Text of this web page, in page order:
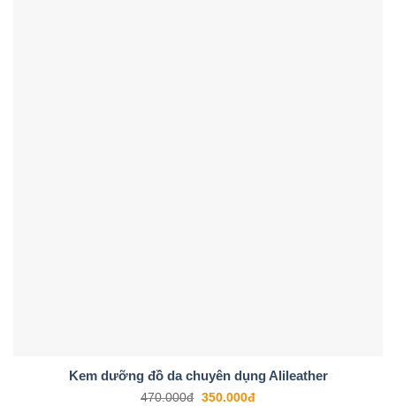
Kem dưỡng đồ da chuyên dụng Alileather
470.000đ 350.000đ